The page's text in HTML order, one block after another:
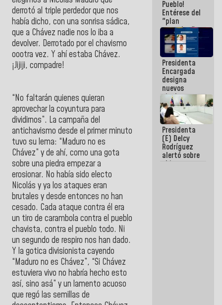
derrotó al triple perdedor que nos
había dicho, con una sonrisa sádica,
que a Chávez nadie nos lo iba a
devolver. Derrotado por el chavismo
oootra vez. Y ahí estaba Chávez.
¡Jijiji, compadre!
“No faltarán quienes quieran
aprovechar la coyuntura para
dividirnos”. La campaña del
antichavismo desde el primer minuto
tuvo su lema: “Maduro no es
Chávez” y de ahí, como una gota
sobre una piedra empezar a
erosionar. No había sido electo
Nicolás y ya los ataques eran
brutales y desde entonces no han
cesado. Cada ataque contra él era
un tiro de carambola contra el pueblo
chavista, contra el pueblo todo. Ni
un segundo de respiro nos han dado.
Y la gotica divisionista cayendo
“Maduro no es Chávez”, “Si Chávez
estuviera vivo no habría hecho esto
así, sino asá” y un lamento acuoso
que regó las semillas de
Eléctrico
Nacional
Pueblo!
Entérese del
"plan
enjambre"
de La Sayo
para
sabotear el
diálogo y
promover el
caos
Presidenta
Encargada
designa
nuevos
titulares en
el
Viceministerio
de Energía
Eléctrica y
CORPOELEC
Presidenta
(E) Delcy
Rodríguez
alertó sobre
el impacto